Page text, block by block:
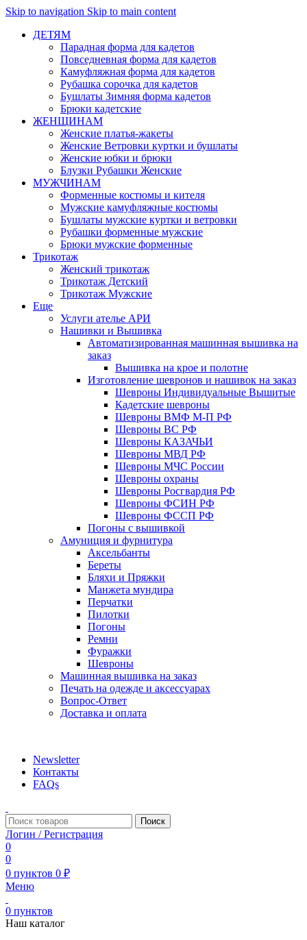
Skip to navigation Skip to main content
ДЕТЯМ
Парадная форма для кадетов
Повседневная форма для кадетов
Камуфляжная форма для кадетов
Рубашка сорочка для кадетов
Бушлаты Зимняя форма кадетов
Брюки кадетские
ЖЕНЩИНАМ
Женские платья-жакеты
Женские Ветровки куртки и бушлаты
Женские юбки и брюки
Блузки Рубашки Женские
МУЖЧИНАМ
Форменные костюмы и кителя
Мужские камуфляжные костюмы
Бушлаты мужские куртки и ветровки
Рубашки форменные мужские
Брюки мужские форменные
Трикотаж
Женский трикотаж
Трикотаж Детский
Трикотаж Мужские
Еще
Услуги ателье АРИ
Нашивки и Вышивка
Автоматизированная машинная вышивка на
заказ
Вышивка на крое и полотне
Изготовление шевронов и нашивок на заказ
Шевроны Индивидуальные Вышитые
Кадетские шевроны
Шевроны ВМФ М-П РФ
Шевроны ВС РФ
Шевроны КАЗАЧЬИ
Шевроны МВД РФ
Шевроны МЧС России
Шевроны охраны
Шевроны Росгвардия РФ
Шевроны ФСИН РФ
Шевроны ФССП РФ
Погоны с вышивкой
Амуниция и фурнитура
Аксельбанты
Береты
Бляхи и Пряжки
Манжета мундира
Перчатки
Пилотки
Погоны
Ремни
Фуражки
Шевроны
Машинная вышивка на заказ
Печать на одежде и аксессуарах
Вопрос-Ответ
Доставка и оплата
Newsletter
Контакты
FAQs
Поиск
Логин / Регистрация
0
0
0 пунктов 0 ₽
Меню
0 пунктов
Наш каталог